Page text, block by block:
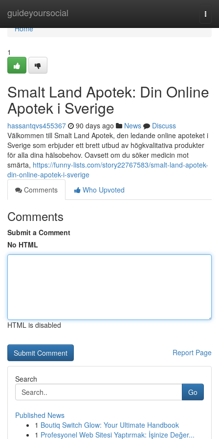
guideyoursocial
Home
Home
1
Smalt Land Apotek: Din Online
Apotek i Sverige
hassantqvs455367 90 days ago News
Discuss
Välkommen till Smalt Land Apotek, den ledande online apoteket i
Sverige som erbjuder ett brett utbud av högkvalitativa produkter
för alla dina hälsobehov. Oavsett om du söker medicin mot
smärta, https://funny-lists.com/story22767583/smalt-land-apotek-
din-online-apotek-i-sverige
Comments
Who Upvoted
Comments
Submit a Comment
No HTML
HTML is disabled
Report Page
Search
Go
Published News
1 Boutiq Switch Glow: Your Ultimate Handbook
1 Profesyonel Web Sitesi Yaptırmak: İşinize Değer...